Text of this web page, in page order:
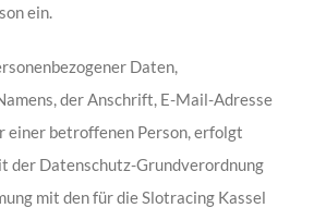
ein.
Daten,
der Anschrift, E-Mail-Adresse
einer betroffenen Person, erfolgt
der Datenschutz-Grundverordnung
mit den für die Slotracing Kassel